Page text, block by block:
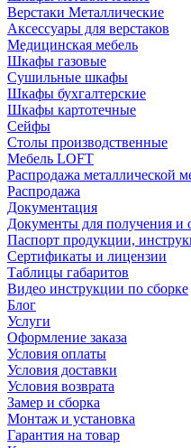
Верстаки Металлические
Аксессуары для верстаков
Медицинская мебель
Шкафы газовые
Сушильные шкафы
Шкафы бухгалтерские
Шкафы картотечные
Сейфы
Столы производственные
Мебель LOFT
Распродажа металлической
Распродажа
Документация
Документы для получения и
Паспорт продукции,
Сертификаты и лицензии
Таблицы габаритов
Видео инструкции по сборке
Блог
Услуги
Оформление заказа
Условия оплаты
Условия доставки
Условия возврата
Замер и сборка
Монтаж и установка
Гарантия на товар